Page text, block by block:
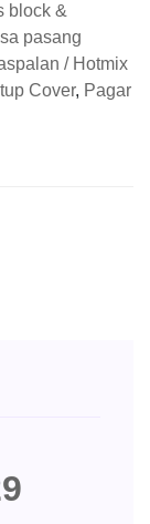
block &
pasang
/ Hotmix
Cover, Pagar